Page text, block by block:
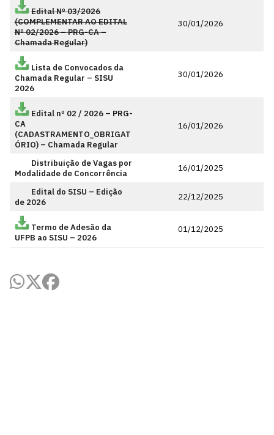
Edital Nº 03/2026
(COMPLEMENTAR AO EDITAL
Nº 02/2026 – PRG-CA –
Chamada Regular)
30/01/2026
Lista de Convocados da
Chamada Regular – SISU
2026
30/01/2026
Edital nº 02 / 2026 – PRG-
CA
(CADASTRAMENTO_OBRIGAT
ÓRIO) – Chamada Regular
16/01/2026
Distribuição de Vagas por
Modalidade de Concorrência
16/01/2025
Edital do SISU – Edição
de 2026
22/12/2025
Termo de Adesão da
UFPB ao SISU – 2026
01/12/2025